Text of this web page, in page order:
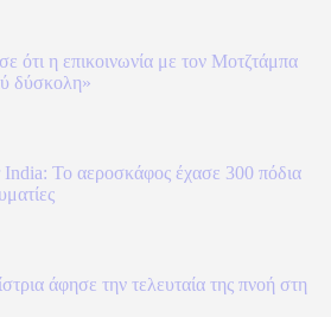
ότι η επικοινωνία με τον Μοτζτάμπα
δύσκολη»
Το αεροσκάφος έχασε 300 πόδια
άφησε την τελευταία της πνοή στη